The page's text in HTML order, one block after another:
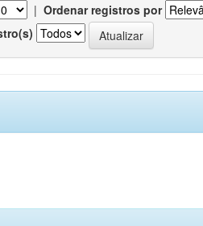
| Ordenar registros por